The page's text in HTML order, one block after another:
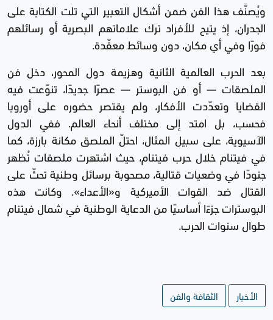
ويُصنَّف هذا الفن ضمن أشكال التعبير التي تلت الكتابة على
الجدران، إذ يتيح للأفراد ترك علاماتهم البصرية أو رسائلهم
فورًا وفي أي مكان، دون وسائط معقّدة.
بعد الحرب العالمية الثانية وهزيمة دول المحور، دخل فن
الملصقات — أو فن البوستر — عصرًا جديدًا، تنوّعت فيه
القضايا وتعدّدت الأفكار، ولم يقتصر حضوره على أوروبا
فحسب، بل امتد إلى مختلف أنحاء العالم. ففي الدول
الآسيوية، على سبيل المثال، احتلّ الملصق مكانة بارزة، كما
في فيتنام خلال حرب فيتنام، حيث اشتهرت ملصقات تُظهر
جنودًا في وضعيات قتالية، مصحوبة برسائل وطنية تحثّ على
القتال ضد القوات الأميركية و«الأعداء». وكانت هذه
البوسترات جزءًا أساسيًا من الدعاية الوطنية في شمال فيتنام
طوال سنوات الحرب.
الأخبار الثقافة والفن